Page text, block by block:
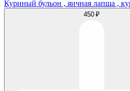
Куриный бульон , яичная лапша ,
450 ₽